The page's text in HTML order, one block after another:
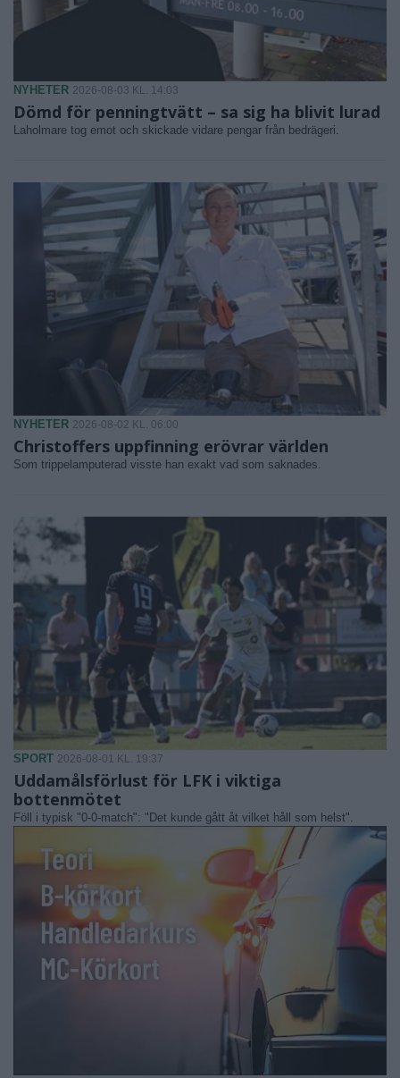
NYHETER 2026-08-03 KL. 14:03
Dömd för penningtvätt – sa sig ha blivit lurad
Laholmare tog emot och skickade vidare pengar från bedrägeri.
NYHETER 2026-08-02 KL. 06:00
Christoffers uppfinning erövrar världen
Som trippelamputerad visste han exakt vad som saknades.
SPORT 2026-08-01 KL. 19:37
Uddamålsförlust för LFK i viktiga
bottenmötet
Föll i typisk "0-0-match": "Det kunde gått åt vilket håll som helst".